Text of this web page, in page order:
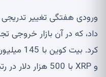
ورودی هفتگی تغییر
و XRP با 500 هزار دلار در رتبه های بعدی ضرر قرار گرفتند.